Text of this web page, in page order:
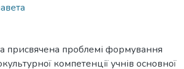
присвячена проблемі формування
компетенції учнів основної